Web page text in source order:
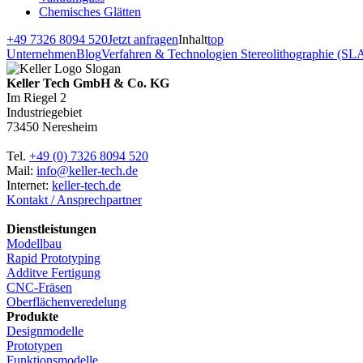
Chemisches Glätten
+49 7326 8094 520Jetzt anfragenInhalttop
UnternehmenBlogVerfahren & Technologien Stereolithographie
Keller Tech GmbH & Co. KG
Im Riegel 2
Industriegebiet
73450 Neresheim
Tel. +49 (0) 7326 8094 520
Mail: info@keller-tech.de
Internet: keller-tech.de
Kontakt / Ansprechpartner
Dienstleistungen
Modellbau
Rapid Prototyping
Additve Fertigung
CNC-Fräsen
Oberflächenveredelung
Produkte
Designmodelle
Prototypen